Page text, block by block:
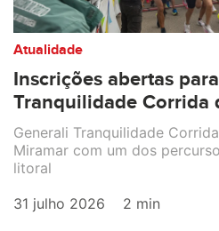
Atualidade
Inscrições abertas
Tranquilidade Corrida
Generali Tranquilidade
Miramar com um dos
litoral
31 julho 2026
2 min